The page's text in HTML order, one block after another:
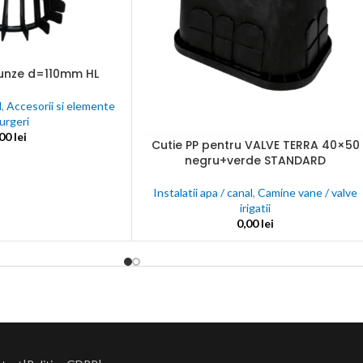
d=110mm HL
, Accesorii si elemente
lei
ADAUGĂ ÎN COȘ
Cutie PP pentru VALVE TERRA 40×50
negru+verde STANDARD
Instalatii apa / canal, Camine vane / valve
irigatii
0,00lei